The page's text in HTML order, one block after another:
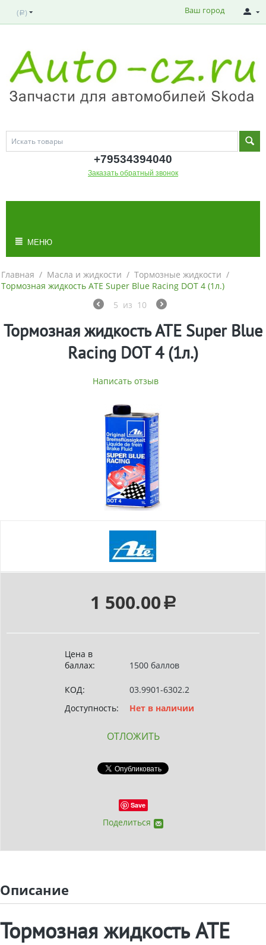
( Р ) Ваш город
+79534394040
Заказать обратный звонок
МЕНЮ
Главная / Масла и жидкости / Тормозные жидкости /
Тормозная жидкость ATE Super Blue Racing DOT 4 (1л.)
5 из 10
Тормозная жидкость ATE Super Blue
Racing DOT 4 (1л.)
Написать отзыв
1 500.00 Р
Цена в
баллах:
1500 баллов
КОД:
03.9901-6302.2
Доступность:
Нет в наличии
ОТЛОЖИТЬ
Save
Поделиться
Описание
Тормозная жидкость ATE